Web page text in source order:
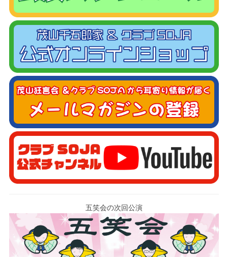
五笑会の次回公演